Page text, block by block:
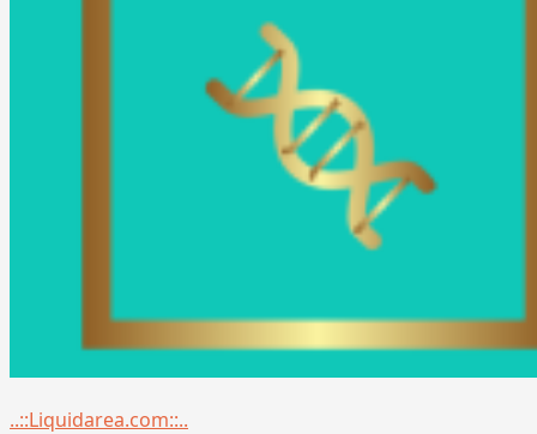
Menu
..::Liquidarea.com::..